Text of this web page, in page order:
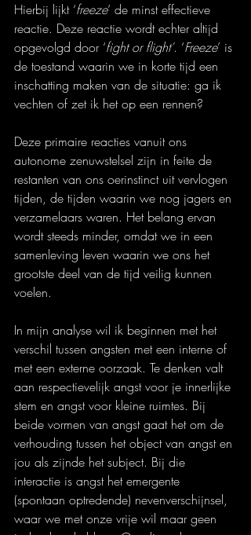
Hierbij lijkt ‘freeze’ de minst effectieve
reactie. Deze reactie wordt echter altijd
opgevolgd door ‘fight or flight’. ‘Freeze’ is
de toestand waarin we in korte tijd een
inschatting maken van de situatie: ga ik
vechten of zet ik het op een rennen?
Deze primaire reacties vanuit ons
autonome zenuwstelsel zijn in feite de
restanten van ons oerinstinct uit vervlogen
tijden, de tijden waarin we nog jagers en
verzamelaars waren. Het belang ervan
wordt steeds minder, omdat we in een
samenleving leven waarin we ons het
grootste deel van de tijd veilig kunnen
voelen.
In mijn analyse wil ik beginnen met het
verschil tussen angsten met een interne of
met een externe oorzaak. Te denken valt
aan respectievelijk angst voor je innerlijke
stem en angst voor kleine ruimtes. Bij
beide vormen van angst gaat het om de
verhouding tussen het object van angst en
jou als zijnde het subject. Bij die
interactie is angst het emergente
(spontaan optredende) nevenverschijnsel,
waar we met onze vrije wil maar geen